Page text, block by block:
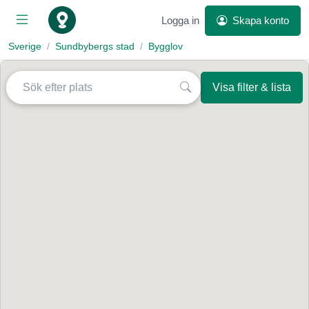
Logga in Skapa konto
Sverige Sundbybergs stad Bygglov
Visa filter & lista